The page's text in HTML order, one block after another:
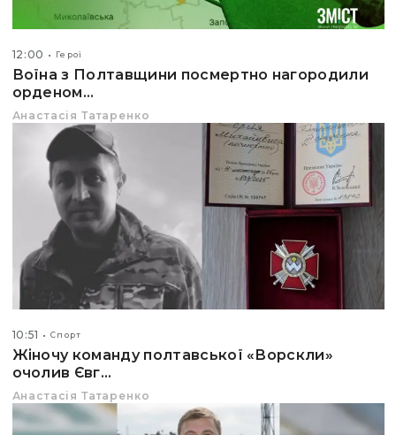
12:00 Герої
Воїна з Полтавщини посмертно нагородили
орденом...
Анастасія Татаренко
10:51 Спорт
Жіночу команду полтавської «Ворскли»
очолив Євг...
Анастасія Татаренко